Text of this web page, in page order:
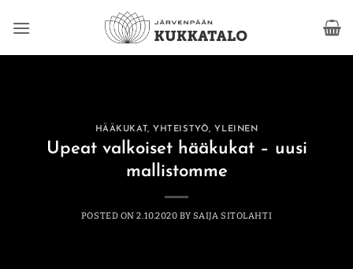
HÄÄKUKAT, YHTEISTYÖ, YLEINEN
Upeat valkoiset hääkukat – uusi
mallistomme
POSTED ON2.10.2020 BY SAIJA SITOLAHTI